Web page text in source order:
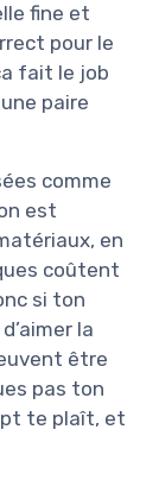
fine et
pour le
fait le job
paire
comme
est
en
coûtent
si ton
la
être
pas ton
te plaît, et